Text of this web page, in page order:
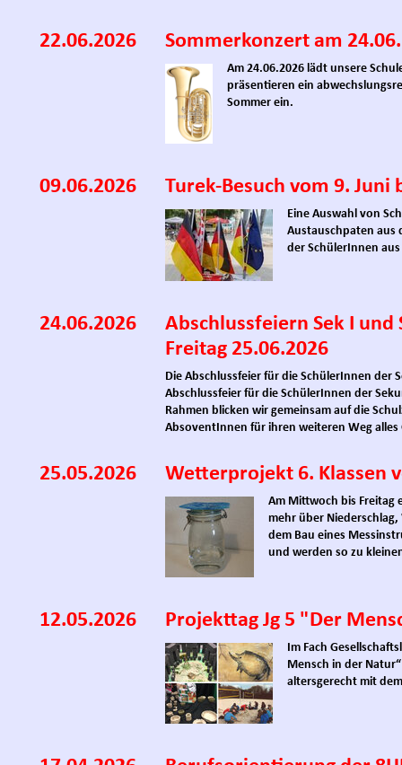
22.06.2026 Sommerkonzert am
Am 24.06.2026 lädt unsere
präsentieren ein
Sommer ein.
09.06.2026 Turek-Besuch vom 9. Juni
Eine Auswahl von
Austauschpaten aus
der SchülerInnen
24.06.2026
Abschlussfeiern Sek I und
Freitag 25.06.2026
Die Abschlussfeier für die SchülerInnen
Abschlussfeier für die SchülerInnen der
Rahmen blicken wir gemeinsam auf die
AbsoventInnen für ihren weiteren Weg alles
25.05.2026 Wetterprojekt 6. Klassen
Am Mittwoch bis Freitag
mehr über
dem Bau eines
und werden so zu
12.05.2026 Projekttag Jg 5 "Der
Im Fach
Mensch in der
altersgerecht mit